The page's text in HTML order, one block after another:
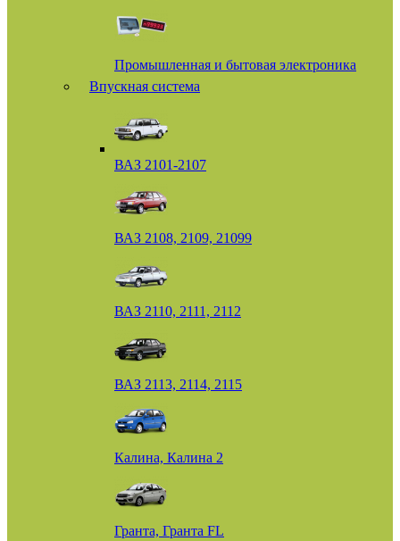
Промышленная и бытовая электроника
Впускная система
ВАЗ 2101-2107
ВАЗ 2108, 2109, 21099
ВАЗ 2110, 2111, 2112
ВАЗ 2113, 2114, 2115
Калина, Калина 2
Гранта, Гранта FL